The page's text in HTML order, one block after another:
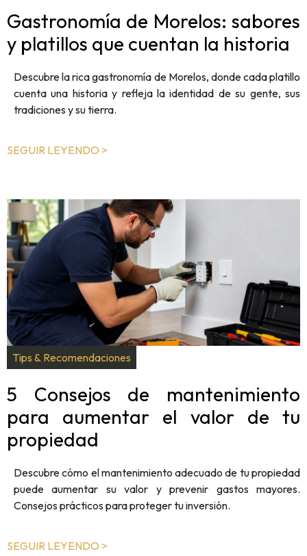
Gastronomía de Morelos: sabores
y platillos que cuentan la historia
Descubre la rica gastronomía de Morelos, donde cada platillo
cuenta una historia y refleja la identidad de su gente, sus
tradiciones y su tierra.
SEGUIR LEYENDO >
Tips & Recomendaciones
5 Consejos de mantenimiento
para aumentar el valor de tu
propiedad
Descubre cómo el mantenimiento adecuado de tu propiedad
puede aumentar su valor y prevenir gastos mayores.
Consejos prácticos para proteger tu inversión.
SEGUIR LEYENDO >